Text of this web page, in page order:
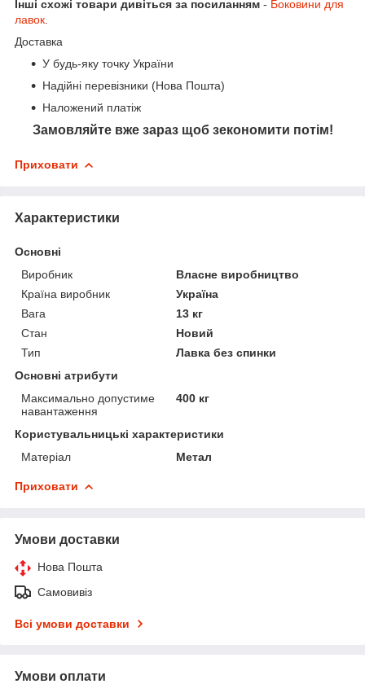
Інші схожі товари дивіться за посиланням - Боковини для
лавок
Доставка
У будь-яку точку України
Надійні перевізники (Нова Пошта)
Наложений платіж
Замовляйте вже зараз щоб зекономити потім!
Приховати
Характеристики
Основні
Виробник
Власне виробництво
Країна виробник
Україна
Вага
13 кг
Стан
Новий
Тип
Лавка без спинки
Основні атрибути
Максимально допустиме
навантаження
400 кг
Користувальницькі характеристики
Матеріал
Метал
Приховати
Умови доставки
Нова Пошта
Самовивіз
Всі умови доставки
Умови оплати